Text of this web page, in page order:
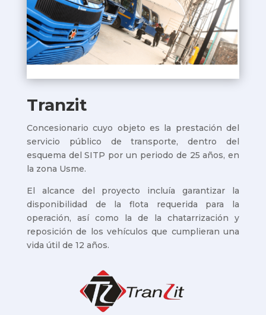
Tranzit
Concesionario cuyo objeto es la prestación del
servicio público de transporte, dentro del
esquema del SITP por un periodo de 25 años, en
la zona Usme.
El alcance del proyecto incluía garantizar la
disponibilidad de la flota requerida para la
operación, así como la de la chatarrización y
reposición de los vehículos que cumplieran una
vida útil de 12 años.